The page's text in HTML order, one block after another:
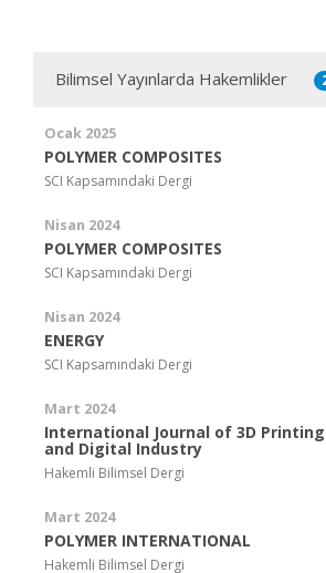
Bilimsel Yayınlarda Hakemlikler
Ocak 2025
POLYMER COMPOSITES
SCI Kapsamındaki Dergi
Nisan 2024
POLYMER COMPOSITES
SCI Kapsamındaki Dergi
Nisan 2024
ENERGY
SCI Kapsamındaki Dergi
Mart 2024
International Journal of 3D
and Digital Industry
Hakemli Bilimsel Dergi
Mart 2024
POLYMER INTERNATIONAL
Hakemli Bilimsel Dergi